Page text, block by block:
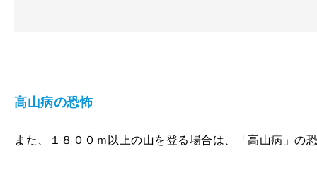
高山病の恐怖
また、１８００ｍ以上の山を登る場合は、「高山病」の